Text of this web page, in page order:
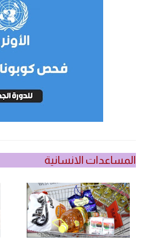
المساعدات الانسانية